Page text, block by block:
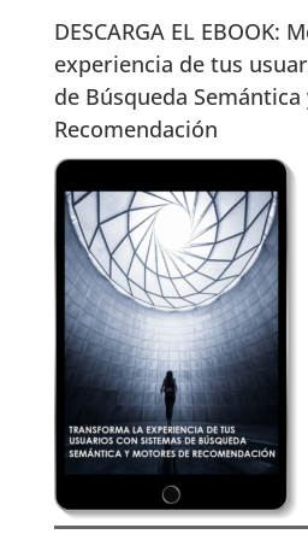
DESCARGA EL EBOOK:
experiencia de tus
de Búsqueda
Recomendación